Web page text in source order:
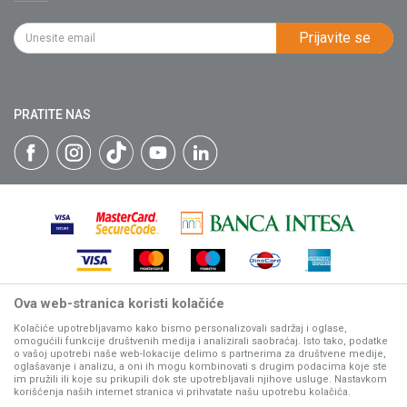
PIB: 102135221
Matični broj: 07593252
Kontakt
Najčešća pitanja
Katalozi
Isporuka
Plaćanje karticama
Web kredit Raiffeisen banke
Pravo na odustajanje
Povraćaj sredstava
Zamena artikala
Prijavite se
PRATITE NAS
Nastojimo da budemo što precizniji u opisu proizvoda, prikazu
slika i samih cena, ali ne možemo garantovati da su sve
informacije kompletne i bez grešaka.
Svi artikli prikazani na sajtu su deo naše ponude, ali ne
podrazumeva da su dostupni u svakom trenutku.
Ova web-stranica koristi kolačiće
Kolačiće upotrebljavamo kako bismo personalizovali sadržaj i oglase,
omogućili funkcije društvenih medija i analizirali saobraćaj. Isto tako, podatke
o vašoj upotrebi naše web-lokacije delimo s partnerima za društvene medije,
oglašavanje i analizu, a oni ih mogu kombinovati s drugim podacima koje ste
im pružili ili koje su prikupili dok ste upotrebljavali njihove usluge. Nastavkom
korišćenja naših internet stranica vi prihvatate našu upotrebu kolačića.